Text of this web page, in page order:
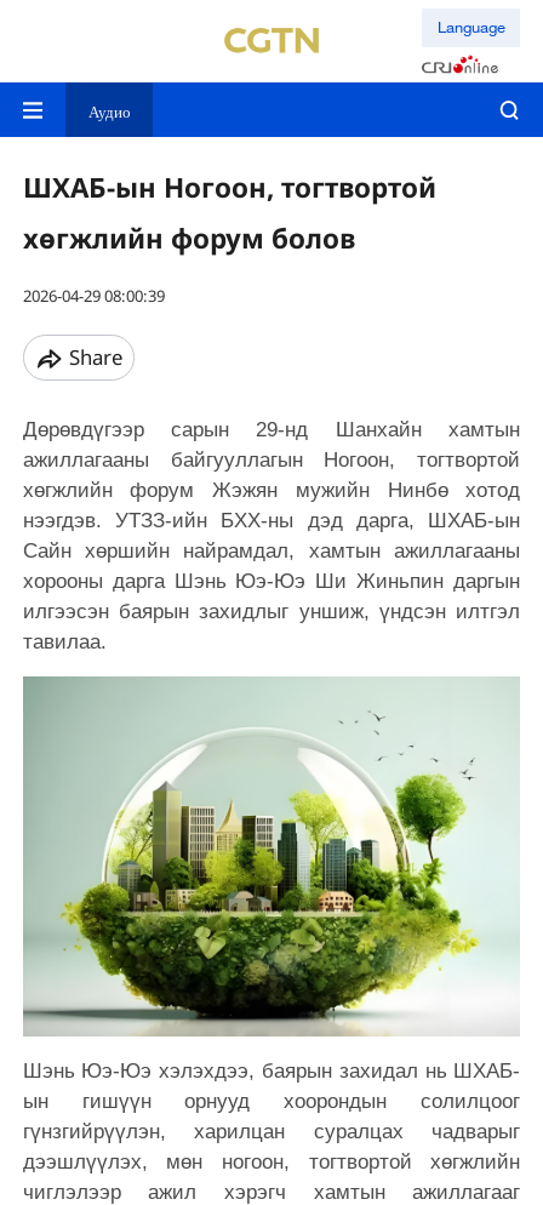
Language
Аудио
ШХАБ-ын Ногоон, тогтвортой
хөгжлийн форум болов
2026-04-29 08:00:39
Share
Дөрөвдүгээр сарын 29-нд Шанхайн хамтын
ажиллагааны байгууллагын Ногоон, тогтвортой
хөгжлийн форум Жэжян мужийн Нинбө хотод
нээгдэв. УТЗЗ-ийн БХХ-ны дэд дарга, ШХАБ-ын
Сайн хөршийн найрамдал, хамтын ажиллагааны
хорооны дарга Шэнь Юэ-Юэ Ши Жиньпин даргын
илгээсэн баярын захидлыг уншиж, үндсэн илтгэл
тавилаа.
Шэнь Юэ-Юэ хэлэхдээ, баярын захидал нь ШХАБ-
ын гишүүн орнууд хоорондын солилцоог
гүнзгийрүүлэн, харилцан суралцах чадварыг
дээшлүүлэх, мөн ногоон, тогтвортой хөгжлийн
чиглэлээр ажил хэрэгч хамтын ажиллагааг